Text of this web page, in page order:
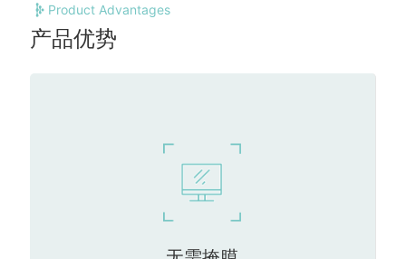
Product Advantages
产品优势